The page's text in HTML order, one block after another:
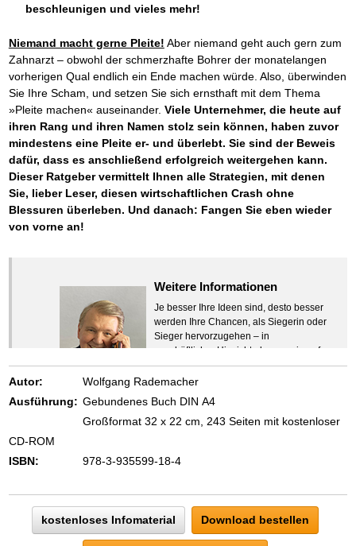
beschleunigen und vieles mehr!
Niemand macht gerne Pleite! Aber niemand geht auch gern zum
Zahnarzt – obwohl der schmerzhafte Bohrer der monatelangen
vorherigen Qual endlich ein Ende machen würde. Also, überwinden
Sie Ihre Scham, und setzen Sie sich ernsthaft mit dem Thema
»Pleite machen« auseinander. Viele Unternehmer, die heute auf
ihren Rang und ihren Namen stolz sein können, haben zuvor
mindestens eine Pleite er- und überlebt. Sie sind der Beweis
dafür, dass es anschließend erfolgreich weitergehen kann.
Dieser Ratgeber vermittelt Ihnen alle Strategien, mit denen
Sie, lieber Leser, diesen wirtschaftlichen Crash ohne
Blessuren überleben. Und danach: Fangen Sie eben wieder
von vorne an!
Weitere Informationen
Je besser Ihre Ideen sind, desto besser
werden Ihre Chancen, als Siegerin oder
Sieger hervorzugehen – in
geschäftlicher Hinsicht ebenso wie auf
beruflichem oder privatem Gebiet. Denn
eins ist todsicher:
Zeigen Sie mit der Maus hierhin, um
Autor:
Wolfgang Rademacher
Ausführung: Gebundenes Buch DIN A4
Großformat 32 x 22 cm, 243 Seiten mit kostenloser
CD-ROM
ISBN:
978-3-935599-18-4
kostenloses Infomaterial Download bestellen